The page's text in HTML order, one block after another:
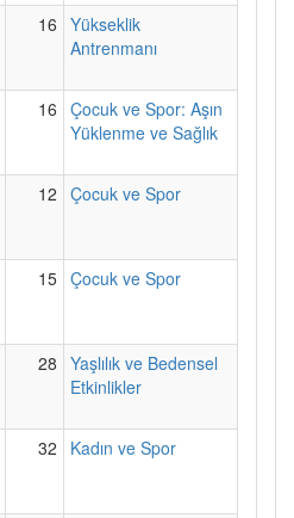
16 Yükseklik
Antrenmanı
16 Çocuk ve Spor: Aşın
Yüklenme ve Sağlık
12 Çocuk ve Spor
15 Çocuk ve Spor
28 Yaşlılık ve Bedensel
Etkinlikler
32 Kadın ve Spor